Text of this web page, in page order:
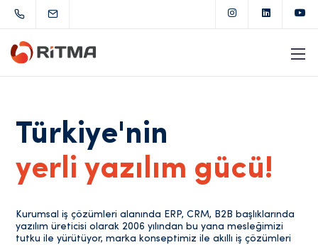
Türkiye'nin
yerli yazılım gücü!
Kurumsal iş çözümleri alanında ERP, CRM, B2B başlıklarında
yazılım üreticisi olarak 2006 yılından bu yana mesleğimizi
tutku ile yürütüyor, marka konseptimiz ile akıllı iş çözümleri